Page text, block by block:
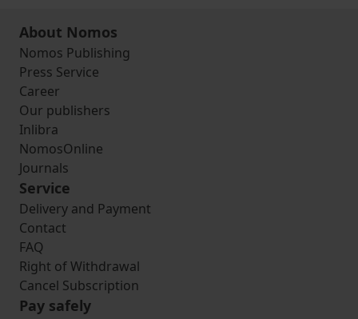
About Nomos
Nomos Publishing
Press Service
Career
Our publishers
Inlibra
NomosOnline
Journals
Service
Delivery and Payment
Contact
FAQ
Right of Withdrawal
Cancel Subscription
Pay safely